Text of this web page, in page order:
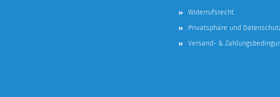
Widerrufsrecht
Privatsphäre und
Versand- &